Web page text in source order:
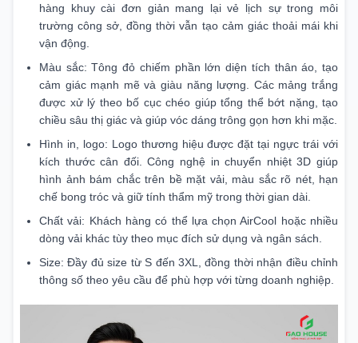
hàng khuy cài đơn giản mang lại vẻ lịch sự trong môi
trường công sở, đồng thời vẫn tạo cảm giác thoải mái khi
vận động.
Màu sắc: Tông đỏ chiếm phần lớn diện tích thân áo, tạo
cảm giác mạnh mẽ và giàu năng lượng. Các mảng trắng
được xử lý theo bố cục chéo giúp tổng thể bớt nặng, tạo
chiều sâu thị giác và giúp vóc dáng trông gọn hơn khi mặc.
Hình in, logo: Logo thương hiệu được đặt tại ngực trái với
kích thước cân đối. Công nghệ in chuyển nhiệt 3D giúp
hình ảnh bám chắc trên bề mặt vải, màu sắc rõ nét, hạn
chế bong tróc và giữ tính thẩm mỹ trong thời gian dài.
Chất vải: Khách hàng có thể lựa chọn AirCool hoặc nhiều
dòng vải khác tùy theo mục đích sử dụng và ngân sách.
Size: Đầy đủ size từ S đến 3XL, đồng thời nhận điều chỉnh
thông số theo yêu cầu để phù hợp với từng doanh nghiệp.